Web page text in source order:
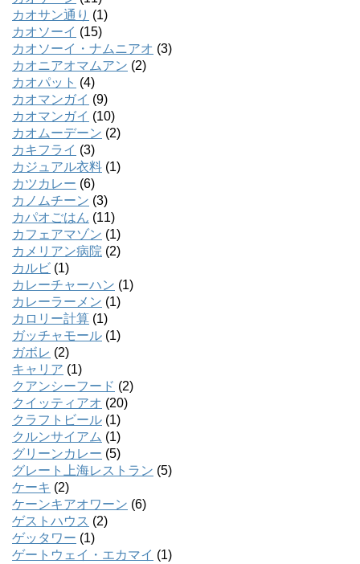
カオサン通り (1)
カオソーイ (15)
カオソーイ・ナムニアオ (3)
カオニアオマムアン (2)
カオパット (4)
カオマンガイ (9)
カオマンガイ (10)
カオムーデーン (2)
カキフライ (3)
カジュアル衣料 (1)
カツカレー (6)
カノムチーン (3)
カパオごはん (11)
カフェアマゾン (1)
カメリアン病院 (2)
カルビ (1)
カレーチャーハン (1)
カレーラーメン (1)
カロリー計算 (1)
ガッチャモール (1)
ガボレ (2)
キャリア (1)
クアンシーフード (2)
クイッティアオ (20)
クラフトビール (1)
クルンサイアム (1)
グリーンカレー (5)
グレート上海レストラン (5)
ケーキ (2)
ケーンキアオワーン (6)
ゲストハウス (2)
ゲッタワー (1)
ゲートウェイ・エカマイ (1)